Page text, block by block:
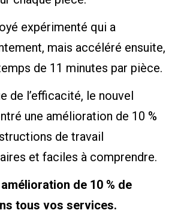
expérimenté qui a
mais accéléré ensuite,
de 11 minutes par pièce.
de l’efficacité, le nouvel
une amélioration de 10 %
de travail
et faciles à comprendre.
de 10 % de
tous vos services.